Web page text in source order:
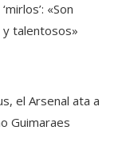
«Son
y talentosos»
el Arsenal ata a
Guimaraes